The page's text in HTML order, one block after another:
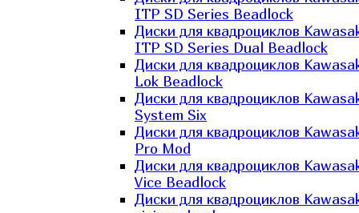
ITP SD Series Beadlock
Диски для квадроциклов
ITP SD Series Dual Beadlock
Диски для квадроциклов
Lok Beadlock
Диски для квадроциклов
System Six
Диски для квадроциклов
Pro Mod
Диски для квадроциклов
Vice Beadlock
Диски для квадроциклов